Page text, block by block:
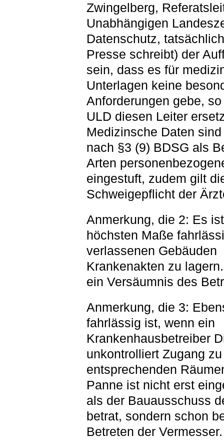
Zwingelberg,
Unabhängigen
Datenschutz,
Presse schreibt) der
sein, dass es für
Unterlagen keine
Anforderungen gebe,
ULD diesen Leiter
Medizinsche Daten
nach §3 (9) BDSG als
Arten
eingestuft, zudem gilt
Schweigepflicht der
Anmerkung, die 2: Es
höchsten Maße
verlassenen Gebäuden
Krankenakten zu
ein Versäumnis des
Anmerkung, die 3:
fahrlässig ist, wenn ein
Krankenhausbetreiber
unkontrolliert Zugang zu
entsprechenden
Panne ist nicht erst
als der Bauausschuss
betrat, sondern schon
Betreten der Vermesser.